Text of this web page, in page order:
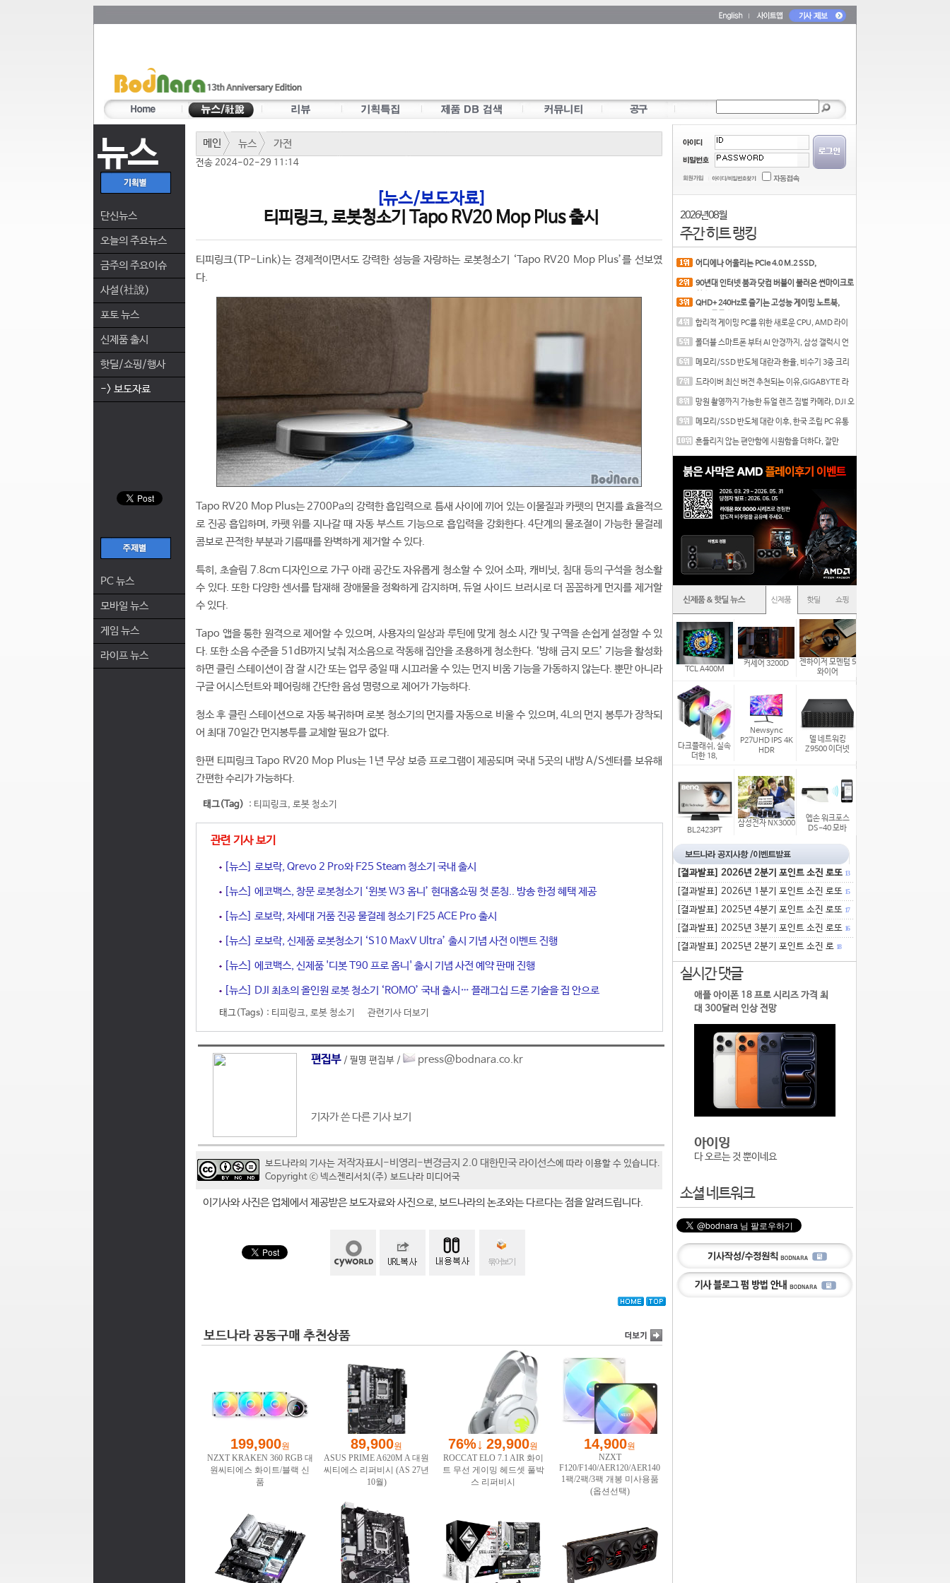
뉴스
단신뉴스
오늘의 주요뉴스
금주의 주요이슈
사설(社說)
포토 뉴스
신제품 출시
핫딜/쇼핑/행사
-> 보도자료
PC 뉴스
모바일 뉴스
게임 뉴스
라이프 뉴스
메인 뉴스 가전
전송 2024-02-29 11:14
[뉴스/보도자료]
티피링크, 로봇청소기 Tapo RV20 Mop Plus 출시
티피링크(TP-Link)는 경제적이면서도 강력한 성능을 자랑하는 로봇청소기 ‘Tapo RV20 Mop Plus’를 선보였
다.
Tapo RV20 Mop Plus는 2700Pa의 강력한 흡입력으로 틈새 사이에 끼어 있는 이물질과 카펫의 먼지를 효율적으
로 진공 흡입하며, 카펫 위를 지나갈 때 자동 부스트 기능으로 흡입력을 강화한다. 4단계의 물조절이 가능한 물걸레
콤보로 끈적한 부분과 기름때를 완벽하게 제거할 수 있다.
특히, 초슬림 7.8cm 디자인으로 가구 아래 공간도 자유롭게 청소할 수 있어 소파, 캐비닛, 침대 등의 구석을 청소활
수 있다. 또한 다양한 센서를 탑재해 장애물을 정확하게 감지하며, 듀얼 사이드 브러시로 더 꼼꼼하게 먼지를 제거할
수 있다.
Tapo 앱을 통한 원격으로 제어할 수 있으며, 사용자의 일상과 루틴에 맞게 청소 시간 및 구역을 손쉽게 설정할 수 있
다. 또한 소음 수준을 51dB까지 낮춰 저소음으로 작동해 집안을 조용하게 청소한다. ‘방해 금지 모드’ 기능을 활성화
하면 클린 스테이션이 잠 잘 시간 또는 업무 중일 때 시끄러울 수 있는 먼지 비움 기능을 가동하지 않는다. 뿐만 아니라
구글 어시스턴트와 페어링해 간단한 음성 명령으로 제어가 가능하다.
청소 후 클린 스테이션으로 자동 복귀하며 로봇 청소기의 먼지를 자동으로 비울 수 있으며, 4L의 먼지 봉투가 장착되
어 최대 70일간 먼지봉투를 교체할 필요가 없다.
한편 티피링크 Tapo RV20 Mop Plus는 1년 무상 보증 프로그램이 제공되며 국내 5곳의 내방 A/S센터를 보유해
간편한 수리가 가능하다.
태그(Tag) : 티피링크, 로봇 청소기
관련 기사 보기
[뉴스] 로보락, Qrevo 2 Pro와 F25 Steam 청소기 국내 출시
[뉴스] 에코백스, 창문 로봇청소기 ‘윈봇 W3 옴니’ 현대홈쇼핑 첫 론칭.. 방송 한정 혜택 제공
[뉴스] 로보락, 차세대 거품 진공 물걸레 청소기 F25 ACE Pro 출시
[뉴스] 로보락, 신제품 로봇청소기 ‘S10 MaxV Ultra’ 출시 기념 사전 이벤트 진행
[뉴스] 에코백스, 신제품 '디봇 T90 프로 옴니' 출시 기념 사전 예약 판매 진행
[뉴스] DJI 최초의 올인원 로봇 청소기 ‘ROMO’ 국내 출시… 플래그십 드론 기술을 집 안으로
태그(Tags) : 티피링크, 로봇 청소기 관련기사 더보기
편집부 / 필명 편집부 / press@bodnara.co.kr
기자가 쓴 다른 기사 보기
보드나라의 기사는 저작자표시-비영리-변경금지 2.0 대한민국 라이선스에 따라 이용할 수 있습니다.
Copyright ⓒ 넥스젠리서치(주) 보드나라 미디어국
이기사와 사진은 업체에서 제공받은 보도자료와 사진으로, 보드나라의 논조와는 다르다는 점을 알려드립니다.
2026년 08월
주간 히트 랭킹
어디에나 어울리는 PCIe 4.0 M.2 SSD,
90년대 인터넷 붐과 닷컴 버블이 불러온 썬마이크로
QHD+ 240Hz로 즐기는 고성능 게이밍 노트북,
합리적 게이밍 PC를 위한 새로운 CPU, AMD 라이
폴더블 스마트폰 부터 AI 안경까지, 삼성 갤럭시 언
메모리/SSD 반도체 대란과 환율, 비수기 3중 크리
드라이버 최신 버전 추천되는 이유,GIGABYTE 라
망원 촬영까지 가능한 듀얼 렌즈 짐벌 카메라, DJI 오
메모리/SSD 반도체 대란 이후, 한국 조립 PC 유통
흔들리지 않는 편안함에 시원함을 더하다, 잘만
TCL A400M
커세어 3200D
젠하이저 모멘텀 5
와이어
다크플래쉬, 실속
더한 18,
Newsync
P27UHD IPS 4K
HDR
델 네트워킹
Z9500 이더넷
BL2423PT
삼성전자 NX3000
엡손 워크포스
DS-40 모바
[결과발표] 2026년 2분기 포인트 소진 로또 13
[결과발표] 2026년 1분기 포인트 소진 로또 15
[결과발표] 2025년 4분기 포인트 소진 로또 17
[결과발표] 2025년 3분기 포인트 소진 로또 16
[결과발표] 2025년 2분기 포인트 소진 로 18
실시간 댓글
애플 아이폰 18 프로 시리즈 가격 최
대 300달러 인상 전망
아이잉
다 오르는 것 뿐이네요
소셜 네트워크